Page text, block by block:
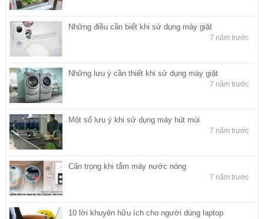
Những điều cần biết khi sử dụng máy giặt
7 năm trước
Những lưu ý cần thiết khi sử dụng máy giặt
7 năm trước
Một số lưu ý khi sử dụng máy hút mùi
7 năm trước
Cẩn trọng khi tắm máy nước nóng
7 năm trước
10 lời khuyên hữu ích cho người dùng laptop